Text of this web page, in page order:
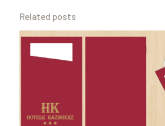
Related posts